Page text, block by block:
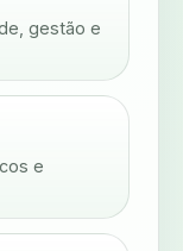
gestão e
e